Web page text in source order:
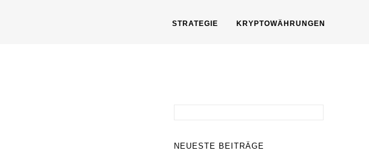
STRATEGIE KRYPTOWÄHRUNGEN
NEUESTE BEITRÄGE